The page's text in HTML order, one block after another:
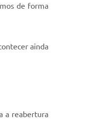
de forma
ainda
a reabertura